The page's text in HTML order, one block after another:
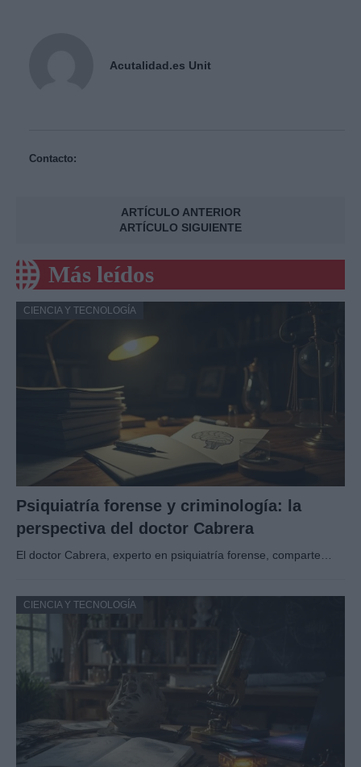
Acutalidad.es Unit
Contacto:
ARTÍCULO ANTERIOR
ARTÍCULO SIGUIENTE
Más leídos
CIENCIA Y TECNOLOGÍA
Psiquiatría forense y criminología: la
perspectiva del doctor Cabrera
El doctor Cabrera, experto en psiquiatría forense, comparte…
CIENCIA Y TECNOLOGÍA